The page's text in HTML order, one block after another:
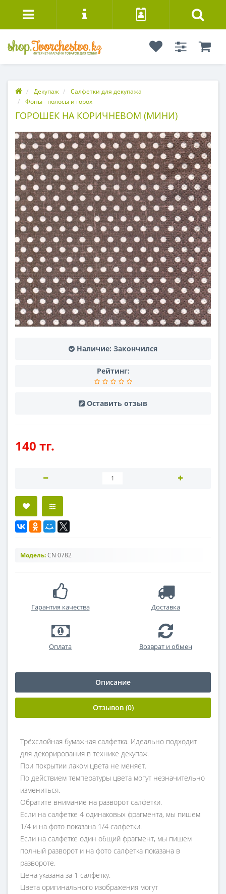
Декупаж
Салфетки для декупажа
Фоны - полосы и горох
ГОРОШЕК НА КОРИЧНЕВОМ (МИНИ)
Наличие: Закончился
Рейтинг:
Оставить отзыв
140 тг.
Модель:CN 0782
Гарантия качества Доставка
Оплата Возврат и обмен
Описание
Отзывов (0)
Трёхслойная бумажная салфетка. Идеально подходит
для декорирования в технике декупаж.
При покрытии лаком цвета не меняет.
По действием температуры цвета могут незначительно
измениться.
Обратите внимание на разворот салфетки.
Если на салфетке 4 одинаковых фрагмента, мы пишем
1/4 и на фото показана 1/4 салфетки.
Если на салфетке один общий фрагмент, мы пишем
полный разворот и на фото салфетка показана в
развороте.
Цена указана за 1 салфетку.
Цвета оригинального изображения могут